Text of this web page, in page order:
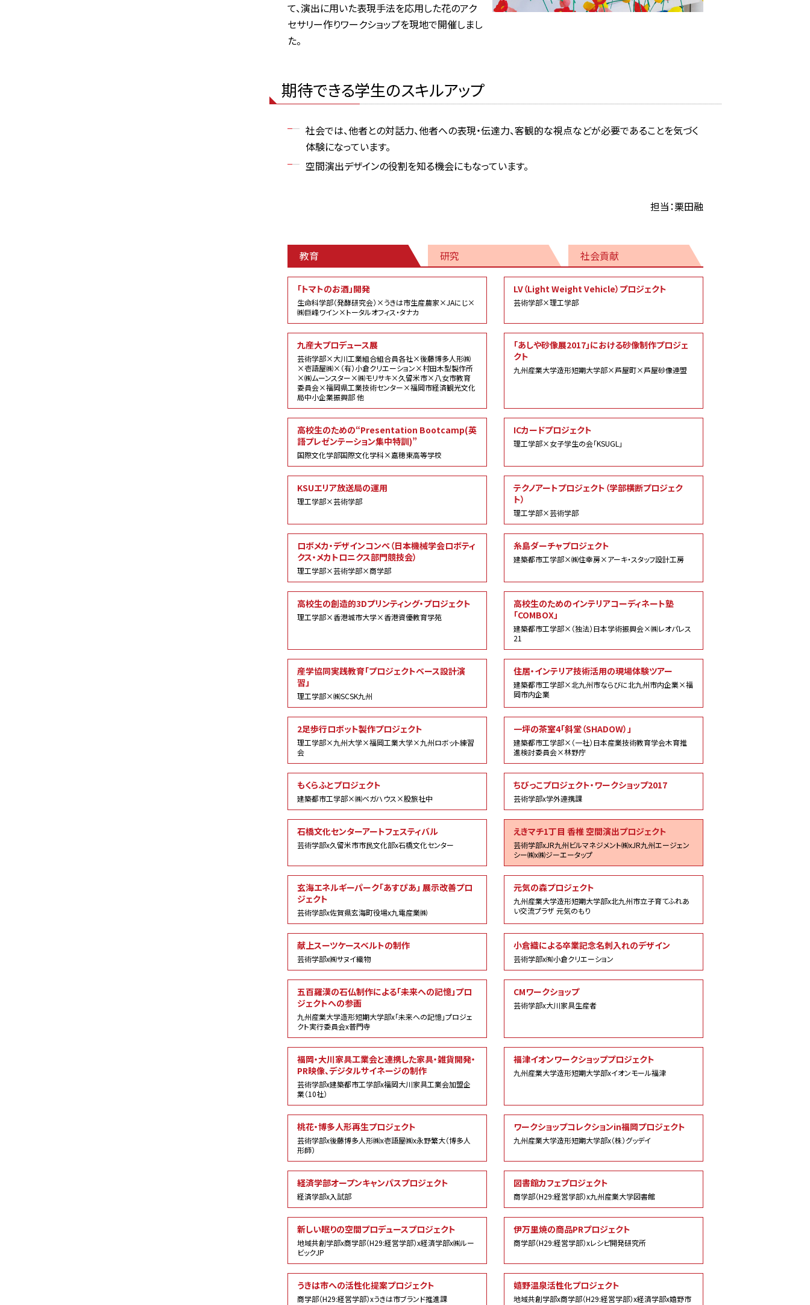
て、演出に用いた表現手法を応用した花のアク
セサリー作りワークショップを現地で開催しまし
た。
期待できる学生のスキルアップ
社会では、他者との対話力、他者への表現・伝達力、客観的な視点などが必要であることを気づく
体験になっています。
空間演出デザインの役割を知る機会にもなっています。
担当：栗田融
教育 研究
社会貢献
「トマトのお酒」開発
生命科学部（発酵研究会）×うきは市生産農家×JAにじ×
㈱巨峰ワイン×トータルオフィス・タナカ
LV（Light Weight Vehicle）プロジェクト
芸術学部×理工学部
九産大プロデュース展
芸術学部×大川工業組合組合員各社×後藤博多人形㈱
×壱語屋㈱×（有）小倉クリエーション×村田木型製作所
×㈱ムーンスター×㈱モリサキ×久留米市×八女市教育
委員会×福岡県工業技術センター×福岡市経済観光文化
局中小企業振興部 他
「あしや砂像展2017」における砂像制作プロジェ
クト
九州産業大学造形短期大学部×芦屋町×芦屋砂像連盟
高校生のための“Presentation Bootcamp(英
語プレゼンテーション集中特訓)”
国際文化学部国際文化学科×嘉穂東高等学校
ICカードプロジェクト
理工学部×女子学生の会「KSUGL」
KSUエリア放送局の運用
理工学部×芸術学部
テクノアートプロジェクト（学部横断プロジェク
ト）
理工学部×芸術学部
ロボメカ・デザインコンペ（日本機械学会ロボティ
クス・メカトロニクス部門競技会）
理工学部×芸術学部×商学部
糸島ダーチャプロジェクト
建築都市工学部×㈱住幸房×アーキ・スタッフ設計工房
高校生の創造的3Dプリンティング・プロジェクト
理工学部×香港城市大学×香港資優教育学苑
高校生のためのインテリアコーディネート塾
「COMBOX」
建築都市工学部×（独法）日本学術振興会×㈱レオパレス
21
産学協同実践教育「プロジェクトベース設計演
習」
理工学部×㈱SCSK九州
住居・インテリア技術活用の現場体験ツアー
建築都市工学部×北九州市ならびに北九州市内企業×福
岡市内企業
2足歩行ロボット製作プロジェクト
理工学部×九州大学×福岡工業大学×九州ロボット練習
会
一坪の茶室4「斜堂（SHADOW）」
建築都市工学部×（一社）日本産業技術教育学会木育推
進検討委員会×林野庁
もくらふとプロジェクト
建築都市工学部×㈱ベガハウス×股旅社中
ちびっこプロジェクト・ワークショップ2017
芸術学部x学外連携課
石橋文化センターアートフェスティバル
芸術学部x久留米市市民文化部x石橋文化センター
えきマチ1丁目 香椎 空間演出プロジェクト
芸術学部xJR九州ビルマネジメント㈱xJR九州エージェン
シー㈱x㈱ジーエータップ
玄海エネルギーパーク「あすぴあ」 展示改善プロ
ジェクト
芸術学部x佐賀県玄海町役場x九電産業㈱
元気の森プロジェクト
九州産業大学造形短期大学部x北九州市立子育てふれあ
い交流プラザ 元気のもり
献上スーツケースベルトの制作
芸術学部x㈱サヌイ織物
小倉織による卒業記念名刺入れのデザイン
芸術学部x㈲小倉クリエーション
五百羅漢の石仏制作による「未来への記憶」プロ
ジェクトへの参画
九州産業大学造形短期大学部x「未来への記憶」プロジェ
クト実行委員会x普門寺
CMワークショップ
芸術学部x大川家具生産者
福岡・大川家具工業会と連携した家具・雑貨開発・
PR映像、デジタルサイネージの制作
芸術学部x建築都市工学部x福岡大川家具工業会加盟企
業（10社）
福津イオンワークショッププロジェクト
九州産業大学造形短期大学部xイオンモール福津
桃花・博多人形再生プロジェクト
芸術学部x後藤博多人形㈱x壱語屋㈱x永野繁大（博多人
形師）
ワークショップコレクションin福岡プロジェクト
九州産業大学造形短期大学部x（株）グッデイ
経済学部オープンキャンパスプロジェクト
経済学部x入試部
図書館カフェプロジェクト
商学部（H29:経営学部）x九州産業大学図書館
新しい眠りの空間プロデュースプロジェクト
地域共創学部x商学部（H29:経営学部）x経済学部x㈱ルー
ビックJP
伊万里焼の商品PRプロジェクト
商学部（H29:経営学部）xレシピ開発研究所
うきは市への活性化提案プロジェクト
商学部（H29:経営学部）xうきは市ブランド推進課
嬉野温泉活性化プロジェクト
地域共創学部x商学部（H29:経営学部）x経済学部x嬉野市